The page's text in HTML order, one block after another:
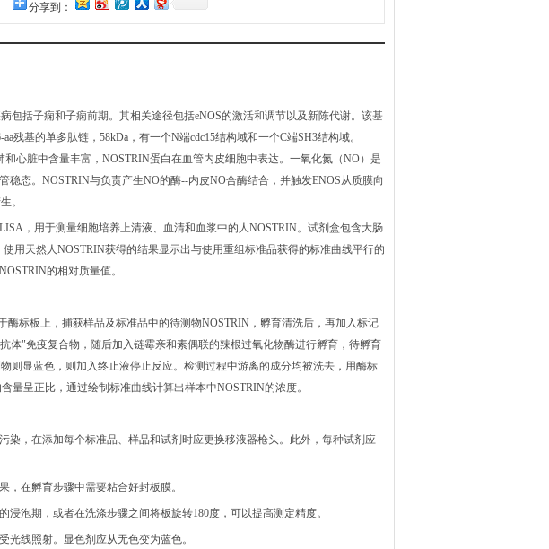
分享到：
包括子痫和子痫前期。其相关途径包括eNOS的激活和调节以及新陈代谢。该基
残基的单多肽链，58kDa，有一个N端cdc15结构域和一个C端SH3结构域。
心脏中含量丰富，NOSTRIN蛋白在血管内皮细胞中表达。一氧化氮（NO）是
态。NOSTRIN与负责产生NO的酶--内皮NO合酶结合，并触发ENOS从质膜向
。
，用于测量细胞培养上清液、血清和血浆中的人NOSTRIN。试剂盒包含大肠
用天然人NOSTRIN获得的结果显示出与使用重组标准品获得的标准曲线平行的
的相对质量值。
酶标板上，捕获样品及标准品中的待测物NOSTRIN，孵育清洗后，再加入标记
体"免疫复合物，随后加入链霉亲和素偶联的辣根过氧化物酶进行孵育，待孵育
则显蓝色，则加入终止液停止反应。检测过程中游离的成分均被洗去，用酶标
量呈正比，通过绘制标准曲线计算出样本中NOSTRIN的浓度。
染，在添加每个标准品、样品和试剂时应更换移液器枪头。此外，每种试剂应
，在孵育步骤中需要粘合好封板膜。
泡期，或者在洗涤步骤之间将板旋转180度，可以提高测定精度。
光线照射。显色剂应从无色变为蓝色。